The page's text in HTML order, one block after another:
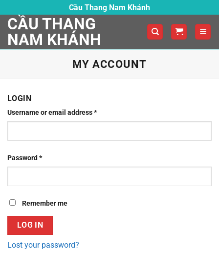
to
content
Cầu Thang Nam Khánh
CẦU THANG
NAM KHÁNH
MY ACCOUNT
LOGIN
Username or email address*Required
Password *Required
Remember me
LOG IN
Lost your password?